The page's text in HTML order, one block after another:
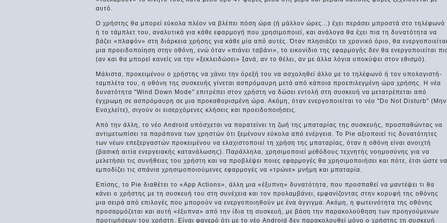
αυτό.
Ο χρήστης θα μπορεί εύκολα πλέον να βλέπει πόση ώρα (ή μάλλον ώρες...) έχει περάσει μπροστά στο τηλέφωνό
ή το τάμπλετ του, αναλυτικά για κάθε εφαρμογή που χρησιμοποιεί, και ανάλογα θα έχει πια τη δυνατότητα να
βάζει «πλαφόν» στη διάρκεια χρήσης για κάθε μία από αυτές. Όταν πλησιάζει το χρονικό όριο, θα ενεργοποιείται
μια προειδοποίηση στην οθόνη, ενώ όταν «πιάνει ταβάνι», το εικονίδιο της εφαρμογής δεν θα ενεργοποιείται
(αν και θα μπορεί κανείς να την «ξεκλειδώσει» ξανά, αν το θέλει, αν με άλλα λόγια υποκύψει στον εθισμό).
Μάλιστα, προκειμένου ο χρήστης να χάνει την όρεξή του να ασχοληθεί άλλο με το τηλέφωνό ή τον υπολογιστή-
ταμπλέτα του, η οθόνη της συσκευής γίνεται ασπρόμαυρη μετά από κάποια προεπιλεγμένη ώρα χρήσης. Η νέα
δυνατότητα "Wind Down Mode" επιτρέπει στον χρήστη να δώσει εντολή στη συσκευή να μετατρέπεται από
έγχρωμη σε ασπρόμαυρη σε μια προκαθορισμένη ώρα. Ακόμη, όταν ενεργοποιείται το νέο "Do Not Disturb" (Μην
Ενοχλείτε), σιγούν οι εισερχόμενες κλήσεις και προειδοποιήσεις.
Από την άλλη, το νέο Android υπόσχεται να παρατείνει τη ζωή της μπαταρίας της συσκευής, προσπαθώντας να
αντιμετωπίσει τα παράπονα των χρηστών ότι ξεμένουν εύκολα από ενέργεια. Το Pie αξιοποιεί τις δυνατότητες
των νέων επεξεργαστών προκειμένου να ελαχιστοποιεί τη χρήση της μπαταρίας, όταν η οθόνη είναι ανοιχτή
(βασική αιτία ενεργειακής κατανάλωσης). Παράλληλα, χρησιμοποιεί μεθόδους τεχνητής νοημοσύνης για να
μελετήσει τις συνήθειες του χρήστη και να προβλέψει ποιες εφαρμογές θα χρησιμοποιήσει και πότε, έτσι ώστε να
εμποδίζει τις σπάνια χρησιμοποιούμενες εφαρμογές να «τρώνε» μνήμη και μπαταρία.
Επίσης, το Pie διαθέτει το «App Actions», άλλη μια «έξυπνη» δυνατότητα, που προσπαθεί να μαντέψει τι θα
κάνει ο χρήστης με τη συσκευή του στη συνέχεια και τον προλαμβάνει, εμφανίζοντας στην κορυφή της οθόνης
μια σειρά από επιλογές που μπορούν να ενεργοποιηθούν με ένα άγγιγμα. Ακόμη, η φωτεινότητα της οθόνης
προσαρμόζεται και αυτή «έξυπνα» από την ίδια τη συσκευή, με βάση την παρακολούθηση των προηγούμενων
προτιμήσεων του χρήστη. Είναι φανερό ότι με το νέο Android δεν παρακολουθεί μόνο ο χρήστης τη συσκευή